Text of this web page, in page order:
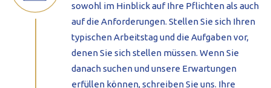
sowohl im Hinblick auf Ihre Pflichten als auch
auf die Anforderungen. Stellen Sie sich Ihren
typischen Arbeitstag und die Aufgaben vor,
denen Sie sich stellen müssen. Wenn Sie
danach suchen und unsere Erwartungen
erfüllen können, schreiben Sie uns. Ihre